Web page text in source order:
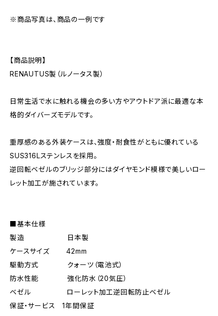
※商品写真は、商品の一例です
【商品説明】
RENAUTUS製（ルノータス製）
日常生活で水に触れる機会の多い方やアウトドア派に最適な本
格的ダイバーズモデルです。
重厚感のある外装ケースは、強度・耐食性がともに優れている
SUS316Lステンレスを採用。
逆回転ベゼルのブリッジ部分にはダイヤモンド模様で美しいロー
レット加工が施されています。
■基本仕様
製造 日本製
ケースサイズ 42mm
駆動方式 クォーツ（電池式）
防水性能 強化防水（20気圧）
ベゼル ローレット加工逆回転防止ベゼル
保証・サービス 1年間保証